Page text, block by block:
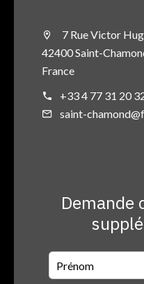
7 Rue Victor
42400 Saint-
France
+33 4 77 31 20
saint-
Demande